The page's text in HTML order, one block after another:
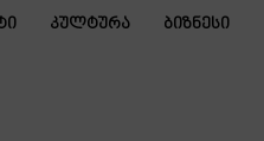
ᲙᲣᲚᲢᲣᲠᲐ ᲑᲘᲖᲜᲔᲡᲘ